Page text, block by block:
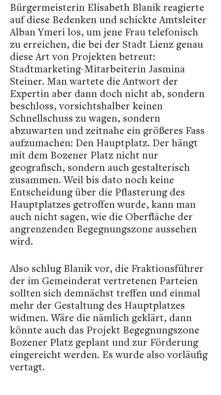
Bürgermeisterin Elisabeth Blanik reagierte
auf diese Bedenken und schickte Amtsleiter
Alban Ymeri los, um jene Frau telefonisch
zu erreichen, die bei der Stadt Lienz genau
diese Art von Projekten betreut:
Stadtmarketing-Mitarbeiterin Jasmina
Steiner. Man wartete die Antwort der
Expertin aber dann doch nicht ab, sondern
beschloss, vorsichtshalber keinen
Schnellschuss zu wagen, sondern
abzuwarten und zeitnahe ein größeres Fass
aufzumachen: Den Hauptplatz. Der hängt
mit dem Bozener Platz nicht nur
geografisch, sondern auch gestalterisch
zusammen. Weil bis dato noch keine
Entscheidung über die Pflasterung des
Hauptplatzes getroffen wurde, kann man
auch nicht sagen, wie die Oberfläche der
angrenzenden Begegnungszone aussehen
wird.
Also schlug Blanik vor, die Fraktionsführer
der im Gemeinderat vertretenen Parteien
sollten sich demnächst treffen und einmal
mehr der Gestaltung des Hauptplatzes
widmen. Wäre die nämlich geklärt, dann
könnte auch das Projekt Begegnungszone
Bozener Platz geplant und zur Förderung
eingereicht werden. Es wurde also vorläufig
vertagt.